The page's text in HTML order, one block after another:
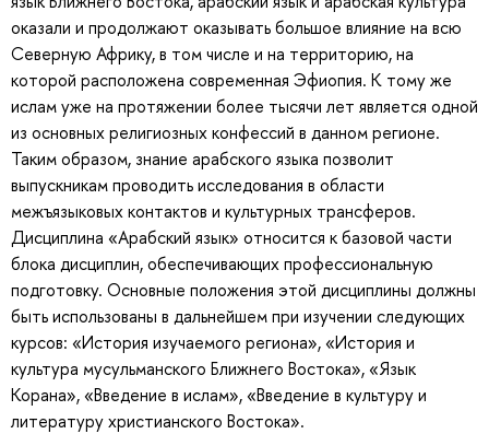
оказали и продолжают оказывать большое влияние на всю
Северную Африку, в том числе и на территорию, на
которой расположена современная Эфиопия. К тому же
ислам уже на протяжении более тысячи лет является одной
из основных религиозных конфессий в данном регионе.
Таким образом, знание арабского языка позволит
выпускникам проводить исследования в области
межъязыковых контактов и культурных трансферов.
Дисциплина «Арабский язык» относится к базовой части
блока дисциплин, обеспечивающих профессиональную
подготовку. Основные положения этой дисциплины должны
быть использованы в дальнейшем при изучении следующих
курсов: «История изучаемого региона», «История и
культура мусульманского Ближнего Востока», «Язык
Корана», «Введение в ислам», «Введение в культуру и
литературу христианского Востока».